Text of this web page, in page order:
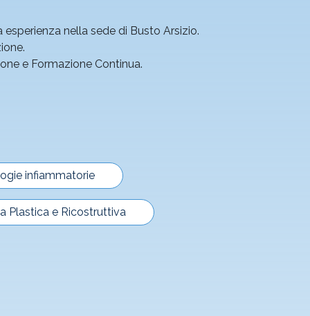
nella sede di Busto Arsizio.
e Formazione Continua.
infiammatorie
Plastica e Ricostruttiva